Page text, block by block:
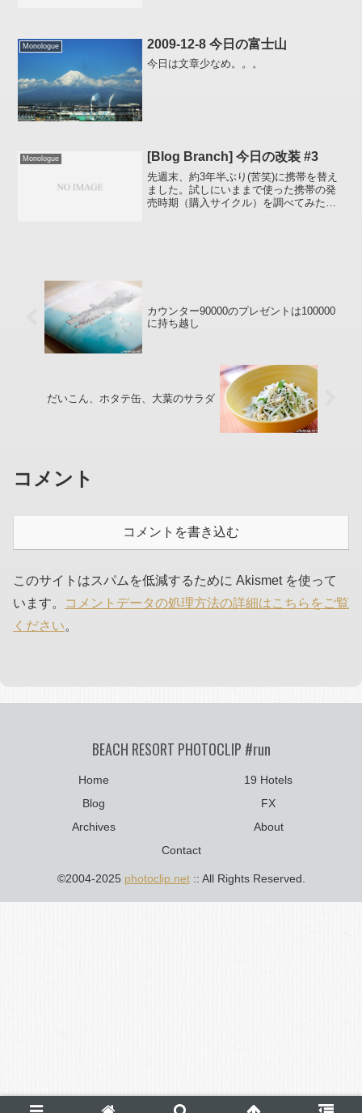
Monologue 2009-12-8 今日の富士山
今日は文章少なめ。。。
Monologue [Blog Branch] 今日の改装 #3
先週末、約3年半ぶり(苦笑)に携帯を替え
ました。試しにいままで使った携帯の発
売時期（購入サイクル）を調べてみたら
カウンター90000のプレゼントは100000
に持ち越し
だいこん、ホタテ缶、大葉のサラダ
コメント
コメントを書き込む
このサイトはスパムを低減するために Akismet を使って
います。
コメントデータの処理方法の詳細はこちらをご覧
ください。
BEACH RESORT PHOTOCLIP #run
Home
19 Hotels
Blog
FX
Archives
About
Contact
©2004-2025 photoclip.net:: All Rights Reserved.